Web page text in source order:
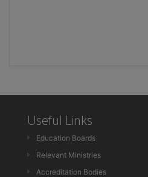
Useful Links
Education Boards
Relevant Ministries
Accreditation Bodies